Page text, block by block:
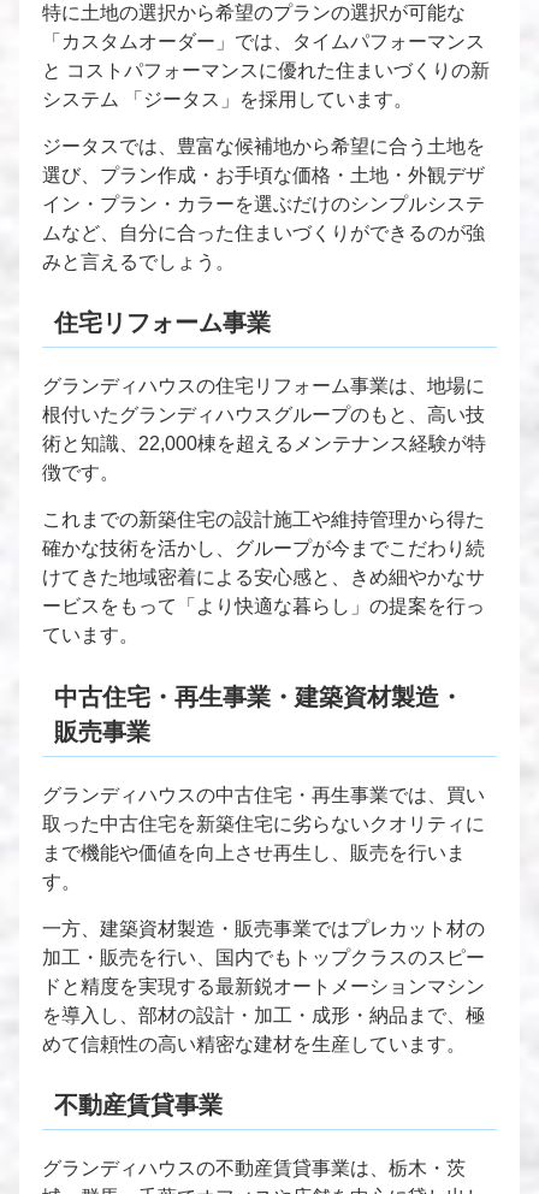
特に土地の選択から希望のプランの選択が可能な
「カスタムオーダー」では、タイムパフォーマンス
と コストパフォーマンスに優れた住まいづくりの新
システム 「ジータス」を採用しています。
ジータスでは、豊富な候補地から希望に合う土地を
選び、プラン作成・お手頃な価格・土地・外観デザ
イン・プラン・カラーを選ぶだけのシンプルシステ
ムなど、自分に合った住まいづくりができるのが強
みと言えるでしょう。
住宅リフォーム事業
グランディハウスの住宅リフォーム事業は、地場に
根付いたグランディハウスグループのもと、高い技
術と知識、22,000棟を超えるメンテナンス経験が特
徴です。
これまでの新築住宅の設計施工や維持管理から得た
確かな技術を活かし、グループが今までこだわり続
けてきた地域密着による安心感と、きめ細やかなサ
ービスをもって「より快適な暮らし」の提案を行っ
ています。
中古住宅・再生事業・建築資材製造・
販売事業
グランディハウスの中古住宅・再生事業では、買い
取った中古住宅を新築住宅に劣らないクオリティに
まで機能や価値を向上させ再生し、販売を行いま
す。
一方、建築資材製造・販売事業ではプレカット材の
加工・販売を行い、国内でもトップクラスのスピー
ドと精度を実現する最新鋭オートメーションマシン
を導入し、部材の設計・加工・成形・納品まで、極
めて信頼性の高い精密な建材を生産しています。
不動産賃貸事業
グランディハウスの不動産賃貸事業は、栃木・茨